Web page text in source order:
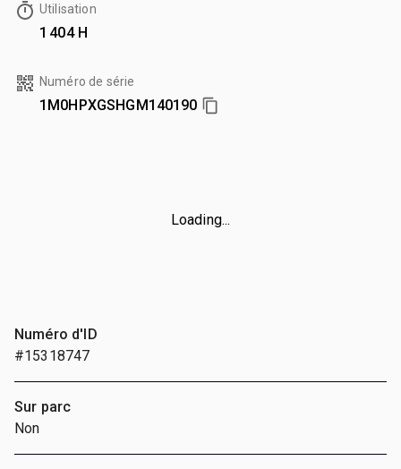
Utilisation
1 404 H
Numéro de série
1M0HPXGSHGM140190
Loading...
Numéro d'ID
#15318747
Sur parc
Non